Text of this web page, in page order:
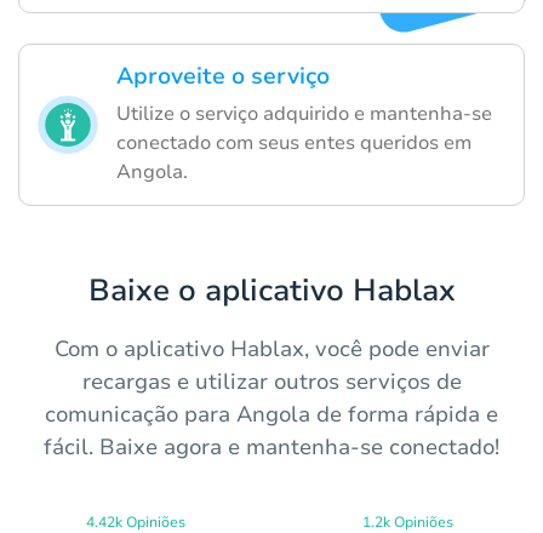
Aproveite o serviço
Utilize o serviço adquirido e mantenha-se
conectado com seus entes queridos em
Angola.
Baixe o aplicativo Hablax
Com o aplicativo Hablax, você pode enviar
recargas e utilizar outros serviços de
comunicação para Angola de forma rápida e
fácil. Baixe agora e mantenha-se conectado!
4.42k Opiniões 1.2k Opiniões